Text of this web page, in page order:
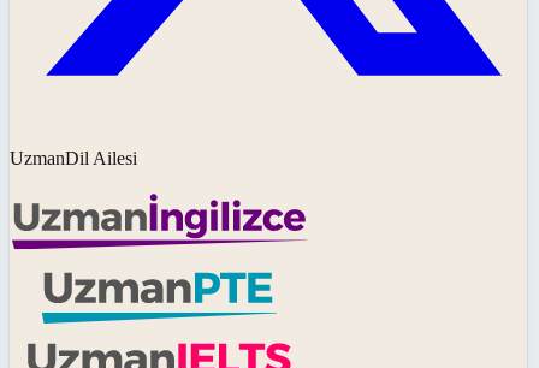
UzmanDil Ailesi